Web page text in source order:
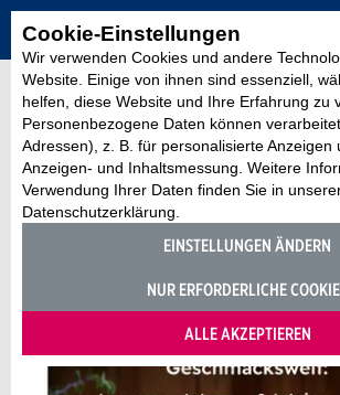
Cookie-Einstellungen
Wir verwenden Cookies und andere
Website. Einige von ihnen sind essenziell,
helfen, diese Website und Ihre Erfahrung zu
Personenbezogene Daten können
Adressen), z. B. für personalisierte Anzeigen
Anzeigen- und Inhaltsmessung. Weitere
Verwendung Ihrer Daten finden Sie in
Datenschutzerklärung.
EINSTELLUNGEN ÄNDERN
NUR ERFORDERLICHE
ALLE AKZEPTIEREN